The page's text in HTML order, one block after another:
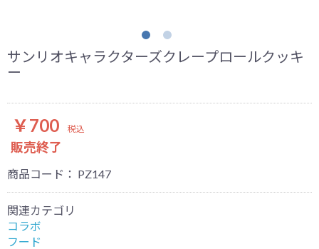
サンリオキャラクターズクレープロールクッキ
ー
￥700 税込
販売終了
商品コード： PZ147
関連カテゴリ
コラボ
フード